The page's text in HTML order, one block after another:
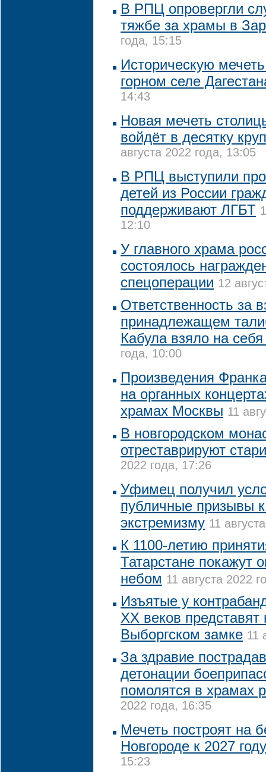
В РПЦ опровергли
тяжбе за храмы в
года, 15:15
Историческую
горном селе
14:43
Новая мечеть
войдёт в десятку
августа 2022 года, 13:05
В РПЦ выступили
детей из России
поддерживают ЛГБТ
12:10
У главного храма
состоялось
спецоперации 12
Ответственность за
принадлежащем
Кабула взяло на
года, 10:00
Произведения
на органных
храмах Москвы 11
В новгородском
отреставрируют
2022 года, 17:26
Уфимец получил
публичные призывы
экстремизму 11
К 1100-летию
Татарстане покажут
небом 11 августа 2022
Изъятые у
XX веков
Выборгском замке 11
За здравие
детонации
помолятся в храмах
2022 года, 16:35
Мечеть построят на
Новгороде к 2027 году
15:23